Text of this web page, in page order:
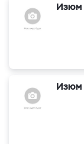
Изюм
Изюм